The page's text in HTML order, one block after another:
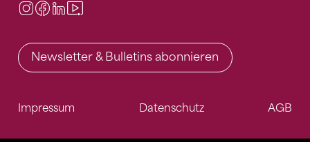
Instagram
Facebook
LinkedIn
Newsletter & Bulletins abonnieren
Impressum Datenschutz AGB